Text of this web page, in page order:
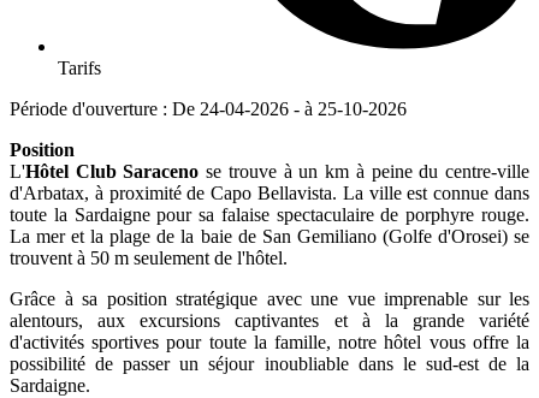
Tarifs
Période d'ouverture : De 24-04-2026 - à 25-10-2026
Position
L'Hôtel Club Saraceno se trouve à un km à peine du centre-ville
d'Arbatax, à proximité de Capo Bellavista. La ville est connue dans
toute la Sardaigne pour sa falaise spectaculaire de porphyre rouge.
La mer et la plage de la baie de San Gemiliano (Golfe d'Orosei) se
trouvent à 50 m seulement de l'hôtel.
Grâce à sa position stratégique avec une vue imprenable sur les
alentours, aux excursions captivantes et à la grande variété
d'activités sportives pour toute la famille, notre hôtel vous offre la
possibilité de passer un séjour inoubliable dans le sud-est de la
Sardaigne.